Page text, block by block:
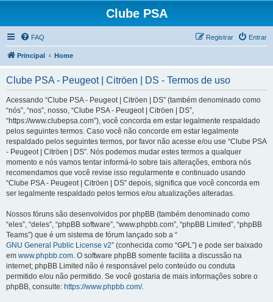
Clube PSA
FAQ Entrar
Registrar
Principal Home
Clube PSA - Peugeot | Citröen | DS - Termos de uso
Acessando “Clube PSA - Peugeot | Citröen | DS” (também denominado como
“nós”, “nos”, nosso, “Clube PSA - Peugeot | Citröen | DS”,
“https://www.clubepsa.com”), você concorda em estar legalmente respaldado
pelos seguintes termos. Caso você não concorde em estar legalmente
respaldado pelos seguintes termos, por favor não acesse e/ou use “Clube PSA
- Peugeot | Citröen | DS”. Nós podemos mudar estes termos a qualquer
momento e nós vamos tentar informá-lo sobre tais alterações, embora nós
recomendamos que você revise isso regularmente e continuado usando
“Clube PSA - Peugeot | Citröen | DS” depois, significa que você concorda em
ser legalmente respaldado pelos termos e/ou atualizações alteradas.
Nossos fóruns são desenvolvidos por phpBB (também denominado como
“eles”, “deles”, “phpBB software”, “www.phpbb.com”, “phpBB Limited”, “phpBB
Teams”) que é um sistema de fórum lançado sob a “
GNU General Public License v2” (conhecida como “GPL”) e pode ser baixado
em www.phpbb.com. O software phpBB somente facilita a discussão na
internet; phpBB Limited não é responsável pelo conteúdo ou conduta
permitido e/ou não permitido. Se você gostaria de mais informações sobre o
phpBB, consulte: https://www.phpbb.com/.